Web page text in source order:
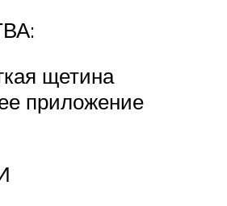
щетина
приложение